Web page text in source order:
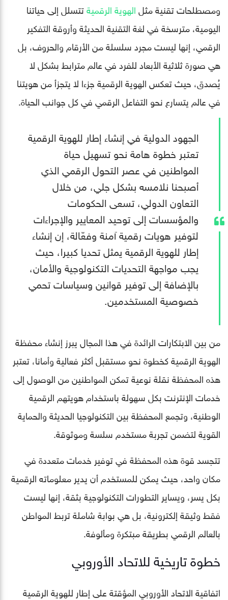
ومصطلحات تقنية مثلالهوية الرقميةتتسلل إلى حياتنا
اليومية، مترسخة في لغة التقنية الحديثة وأروقة التفكير
الرقمي، إنها ليست مجرد سلسلة من الأرقام والحروف، بل
هي صورة ثلاثية الأبعاد للفرد في عالم مترابط بشكل لا
يُصدق، حيث تعكس الهوية الرقمية جزءا لا يتجزأ من هويتنا
في عالم يتسارع نحو التفاعل الرقمي في كل جوانب الحياة.
الجهود الدولية في إنشاء إطار للهوية الرقمية
تعتبر خطوة هامة نحو تسهيل حياة
المواطنين في عصر التحول الرقمي الذي
أصبحنا نلامسه بشكل جلي، من خلال
التعاون الدولي، تسعى الحكومات
والمؤسسات إلى توحيد المعايير والإجراءات
لتوفير هويات رقمية آمنة وفعّالة، إن إنشاء
إطار للهوية الرقمية يمثل تحديا كبيرا، حيث
يجب مواجهة التحديات التكنولوجية والأمان،
بالإضافة إلى توفير قوانين وسياسات تحمي
خصوصية المستخدمين.
من بين الابتكارات الرائدة في هذا المجال يبرز إنشاء محفظة
الهوية الرقمية كخطوة نحو مستقبل أكثر فعالية وأمانا، تعتبر
هذه المحفظة نقلة نوعية تمكن المواطنين من الوصول إلى
خدمات الإنترنت بكل سهولة باستخدام هويتهم الرقمية
الوطنية، وتجمع المحفظة بين التكنولوجيا الحديثة والحماية
القوية لتضمن تجربة مستخدم سلسة وموثوقة.
تتجسد قوة هذه المحفظة في توفير خدمات متعددة في
مكان واحد، حيث يمكن للمستخدم أن يدير معلوماته الرقمية
بكل يسر، ويساير التطورات التكنولوجية بثقة، إنها ليست
فقط وثيقة إلكترونية، بل هي بوابة شاملة تربط المواطن
بالعالم الرقمي بطريقة مبتكرة ومألوفة.
خطوة تاريخية للاتحاد الأوروبي
اتفاقية الاتحاد الأوروبي المؤقتة على إطار للهوية الرقمية